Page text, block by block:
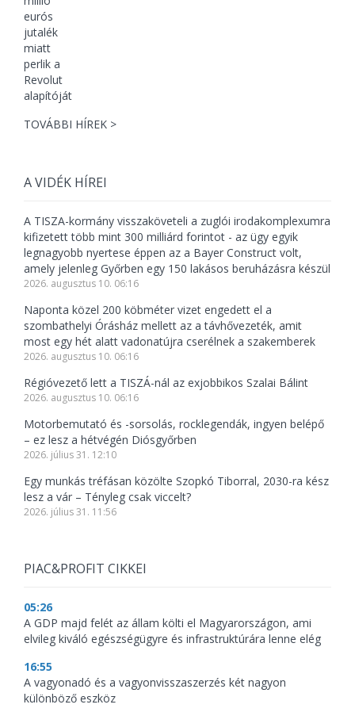
TOVÁBBI HÍREK >
A VIDÉK HÍREI
A TISZA-kormány visszaköveteli a zuglói irodakomplexumra
kifizetett több mint 300 milliárd forintot - az ügy egyik
legnagyobb nyertese éppen az a Bayer Construct volt,
amely jelenleg Győrben egy 150 lakásos beruházásra készül
2026. augusztus 10. 06:16
Naponta közel 200 köbméter vizet engedett el a
szombathelyi Órásház mellett az a távhővezeték, amit
most egy hét alatt vadonatújra cserélnek a szakemberek
2026. augusztus 10. 06:16
Régióvezető lett a TISZÁ-nál az exjobbikos Szalai Bálint
2026. augusztus 10. 06:16
Motorbemutató és -sorsolás, rocklegendák, ingyen belépő
– ez lesz a hétvégén Diósgyőrben
2026. július 31. 12:10
Egy munkás tréfásan közölte Szopkó Tiborral, 2030-ra kész
lesz a vár – Tényleg csak viccelt?
2026. július 31. 11:56
PIAC&PROFIT CIKKEI
05:26
A GDP majd felét az állam költi el Magyarországon, ami
elvileg kiváló egészségügyre és infrastruktúrára lenne elég
16:55
A vagyonadó és a vagyonvisszaszerzés két nagyon
különböző eszköz